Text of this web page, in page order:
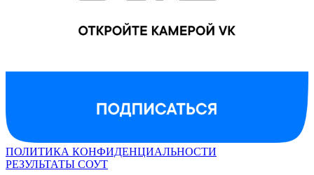
ПОЛИТИКА КОНФИДЕНЦИАЛЬНОСТИ
РЕЗУЛЬТАТЫ СОУТ